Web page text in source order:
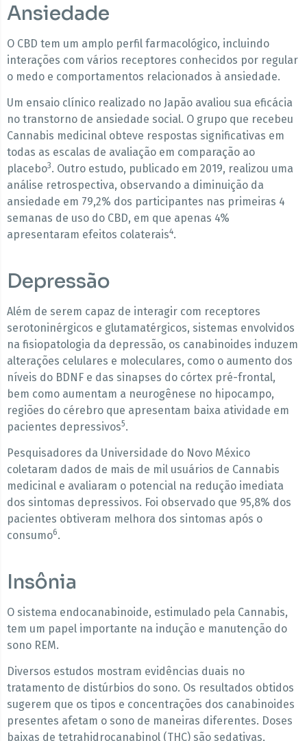
Ansiedade
O CBD tem um amplo perfil farmacológico, incluindo
interações com vários receptores conhecidos por regular
o medo e comportamentos relacionados à ansiedade.
Um ensaio clínico realizado no Japão avaliou sua eficácia
no transtorno de ansiedade social. O grupo que recebeu
Cannabis medicinal obteve respostas significativas em
todas as escalas de avaliação em comparação ao
placebo3. Outro estudo, publicado em 2019, realizou uma
análise retrospectiva, observando a diminuição da
ansiedade em 79,2% dos participantes nas primeiras 4
semanas de uso do CBD, em que apenas 4%
apresentaram efeitos colaterais4.
Depressão
Além de serem capaz de interagir com receptores
serotoninérgicos e glutamatérgicos, sistemas envolvidos
na fisiopatologia da depressão, os canabinoides induzem
alterações celulares e moleculares, como o aumento dos
níveis do BDNF e das sinapses do córtex pré-frontal,
bem como aumentam a neurogênese no hipocampo,
regiões do cérebro que apresentam baixa atividade em
pacientes depressivos5.
Pesquisadores da Universidade do Novo México
coletaram dados de mais de mil usuários de Cannabis
medicinal e avaliaram o potencial na redução imediata
dos sintomas depressivos. Foi observado que 95,8% dos
pacientes obtiveram melhora dos sintomas após o
consumo6.
Insônia
O sistema endocanabinoide, estimulado pela Cannabis,
tem um papel importante na indução e manutenção do
sono REM.
Diversos estudos mostram evidências duais no
tratamento de distúrbios do sono. Os resultados obtidos
sugerem que os tipos e concentrações dos canabinoides
presentes afetam o sono de maneiras diferentes. Doses
baixas de tetrahidrocanabinol (THC) são sedativas,